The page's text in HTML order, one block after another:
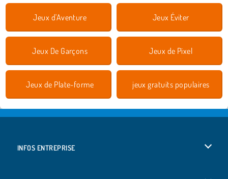
Jeux d'Aventure Jeux Éviter
Jeux De Garçons Jeux de Pixel
Jeux de Plate-forme jeux gratuits populaires
INFOS ENTREPRISE